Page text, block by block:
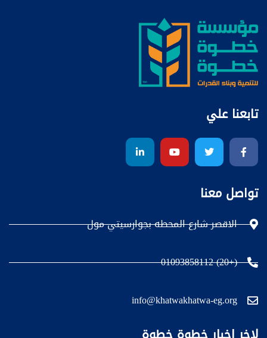
تابعنا علي
تواصل معنا
الاقصر شارع المحطه بجوارسيتي مول
(+20) 01093858112
info@khatwakhatwa-eg.org